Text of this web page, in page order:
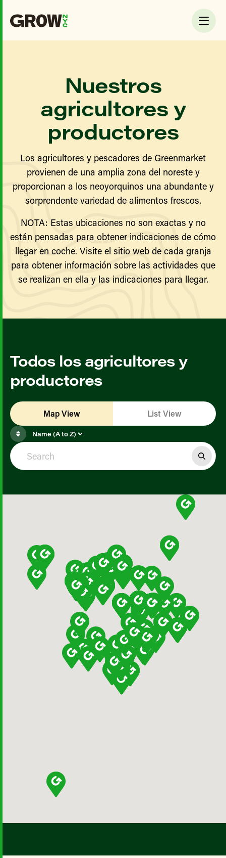
Nuestros
agricultores y
productores
Los agricultores y pescadores de Greenmarket
provienen de una amplia zona del noreste y
proporcionan a los neoyorquinos una abundante y
sorprendente variedad de alimentos frescos.
NOTA: Estas ubicaciones no son exactas y no
están pensadas para obtener indicaciones de cómo
llegar en coche. Visite el sitio web de cada granja
para obtener información sobre las actividades que
se realizan en ella y las indicaciones para llegar.
Todos los agricultores y
productores
Map View List View